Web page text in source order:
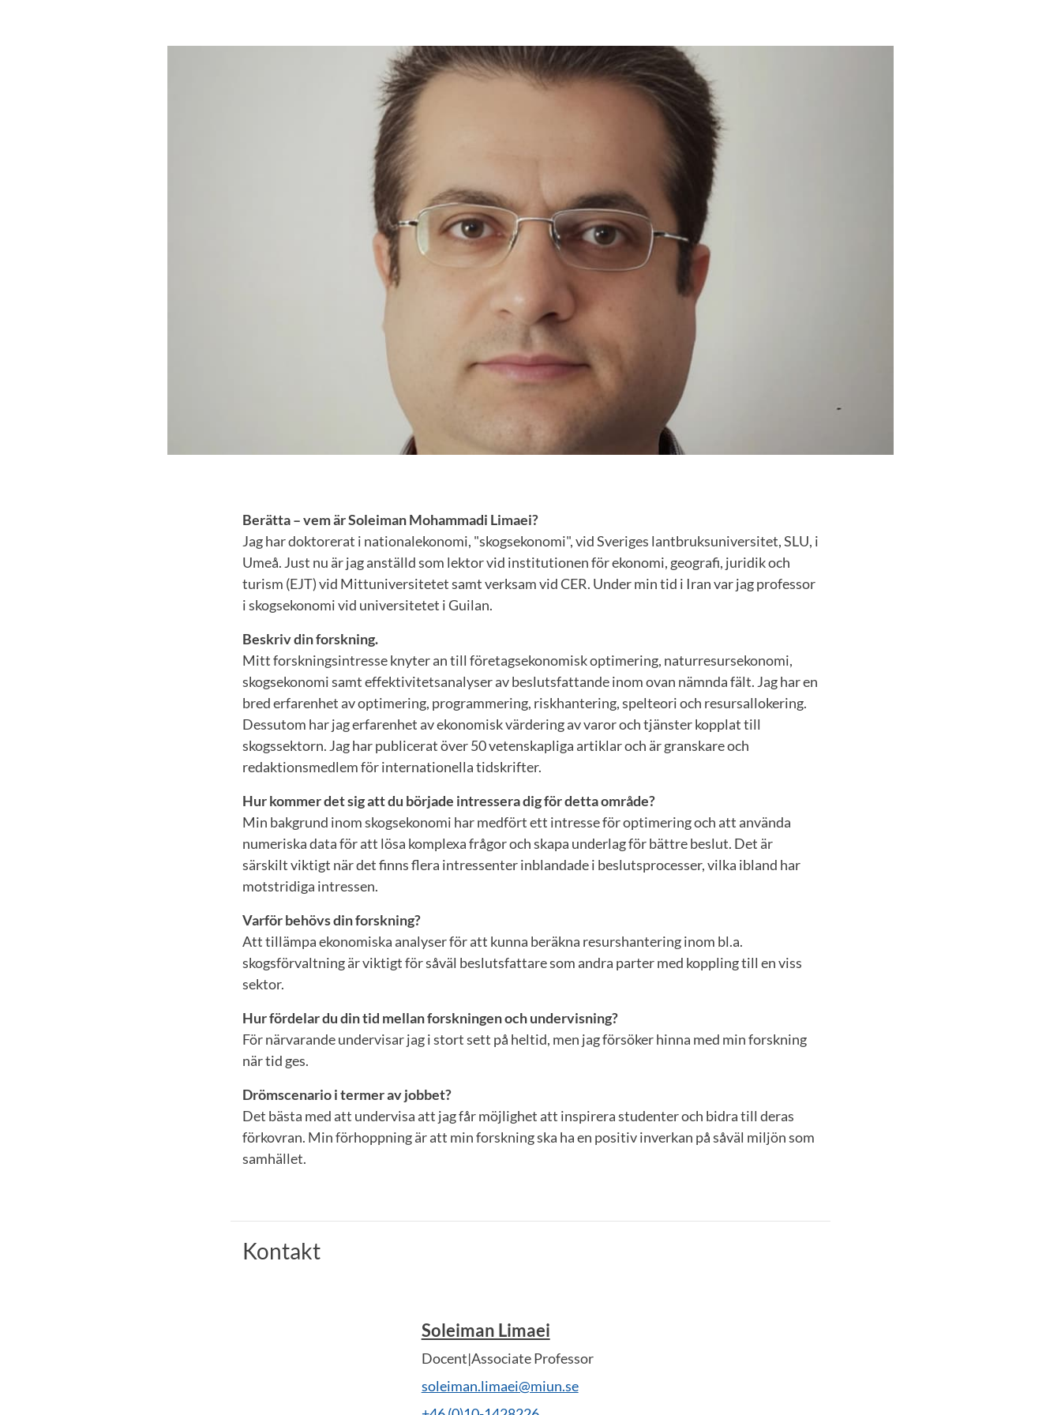
Berätta – vem är Soleiman Mohammadi Limaei?
Jag har doktorerat i nationalekonomi, "skogsekonomi", vid Sveriges lantbruksuniversitet, SLU, i
Umeå. Just nu är jag anställd som lektor vid institutionen för ekonomi, geografi, juridik och
turism (EJT) vid Mittuniversitetet samt verksam vid CER. Under min tid i Iran var jag professor
i skogsekonomi vid universitetet i Guilan.
Beskriv din forskning.
Mitt forskningsintresse knyter an till företagsekonomisk optimering, naturresursekonomi,
skogsekonomi samt effektivitetsanalyser av beslutsfattande inom ovan nämnda fält. Jag har en
bred erfarenhet av optimering, programmering, riskhantering, spelteori och resursallokering.
Dessutom har jag erfarenhet av ekonomisk värdering av varor och tjänster kopplat till
skogssektorn. Jag har publicerat över 50 vetenskapliga artiklar och är granskare och
redaktionsmedlem för internationella tidskrifter.
Hur kommer det sig att du började intressera dig för detta område?
Min bakgrund inom skogsekonomi har medfört ett intresse för optimering och att använda
numeriska data för att lösa komplexa frågor och skapa underlag för bättre beslut. Det är
särskilt viktigt när det finns flera intressenter inblandade i beslutsprocesser, vilka ibland har
motstridiga intressen.
Varför behövs din forskning?
Att tillämpa ekonomiska analyser för att kunna beräkna resurshantering inom bl.a.
skogsförvaltning är viktigt för såväl beslutsfattare som andra parter med koppling till en viss
sektor.
Hur fördelar du din tid mellan forskningen och undervisning?
För närvarande undervisar jag i stort sett på heltid, men jag försöker hinna med min forskning
när tid ges.
Drömscenario i termer av jobbet?
Det bästa med att undervisa att jag får möjlighet att inspirera studenter och bidra till deras
förkovran. Min förhoppning är att min forskning ska ha en positiv inverkan på såväl miljön som
samhället.
Kontakt
Soleiman Limaei
Docent|Associate Professor
soleiman.limaei@miun.se